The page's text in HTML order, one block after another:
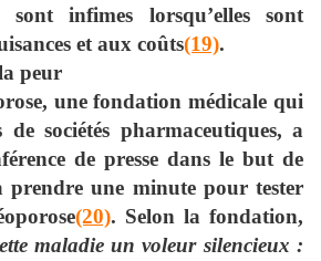
infimes lorsqu’elles sont
et aux coûts(19).
peur
une fondation médicale qui
sociétés pharmaceutiques, a
de presse dans le but de
prendre une minute pour tester
(20). Selon la fondation,
maladie un voleur silencieux :